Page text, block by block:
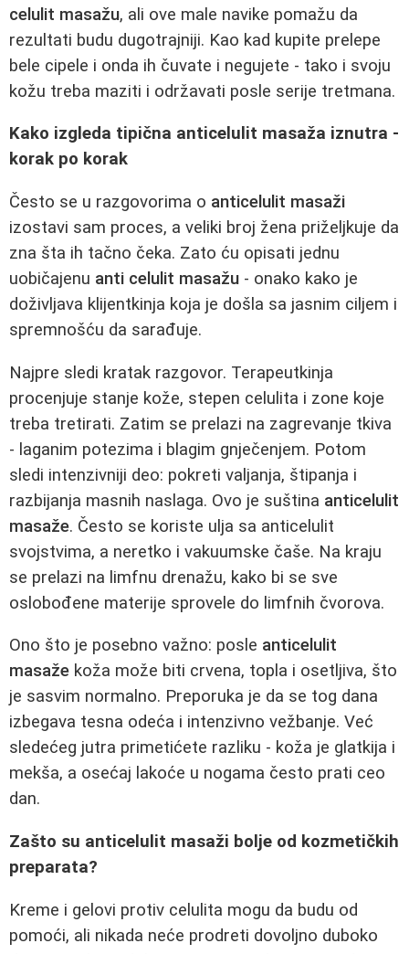
celulit masažu, ali ove male navike pomažu da
rezultati budu dugotrajniji. Kao kad kupite prelepe
bele cipele i onda ih čuvate i negujete - tako i svoju
kožu treba maziti i održavati posle serije tretmana.
Kako izgleda tipična anticelulit masaža iznutra -
korak po korak
Često se u razgovorima o anticelulit masaži
izostavi sam proces, a veliki broj žena priželjkuje da
zna šta ih tačno čeka. Zato ću opisati jednu
uobičajenu anti celulit masažu - onako kako je
doživljava klijentkinja koja je došla sa jasnim ciljem i
spremnošću da sarađuje.
Najpre sledi kratak razgovor. Terapeutkinja
procenjuje stanje kože, stepen celulita i zone koje
treba tretirati. Zatim se prelazi na zagrevanje tkiva
- laganim potezima i blagim gnječenjem. Potom
sledi intenzivniji deo: pokreti valjanja, štipanja i
razbijanja masnih naslaga. Ovo je suština anticelulit
masaže. Često se koriste ulja sa anticelulit
svojstvima, a neretko i vakuumske čaše. Na kraju
se prelazi na limfnu drenažu, kako bi se sve
oslobođene materije sprovele do limfnih čvorova.
Ono što je posebno važno: posle anticelulit
masaže koža može biti crvena, topla i osetljiva, što
je sasvim normalno. Preporuka je da se tog dana
izbegava tesna odeća i intenzivno vežbanje. Već
sledećeg jutra primetićete razliku - koža je glatkija i
mekša, a osećaj lakoće u nogama često prati ceo
dan.
Zašto su anticelulit masaži bolje od kozmetičkih
preparata?
Kreme i gelovi protiv celulita mogu da budu od
pomoći, ali nikada neće prodreti dovoljno duboko